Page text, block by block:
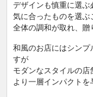
デザインも慎重に選ぶ
気に合ったものを選ぶ
全体の調和が取れ、贈
和風のお店にはシン
すが
モダンなスタイルの店
より一層インパクトを